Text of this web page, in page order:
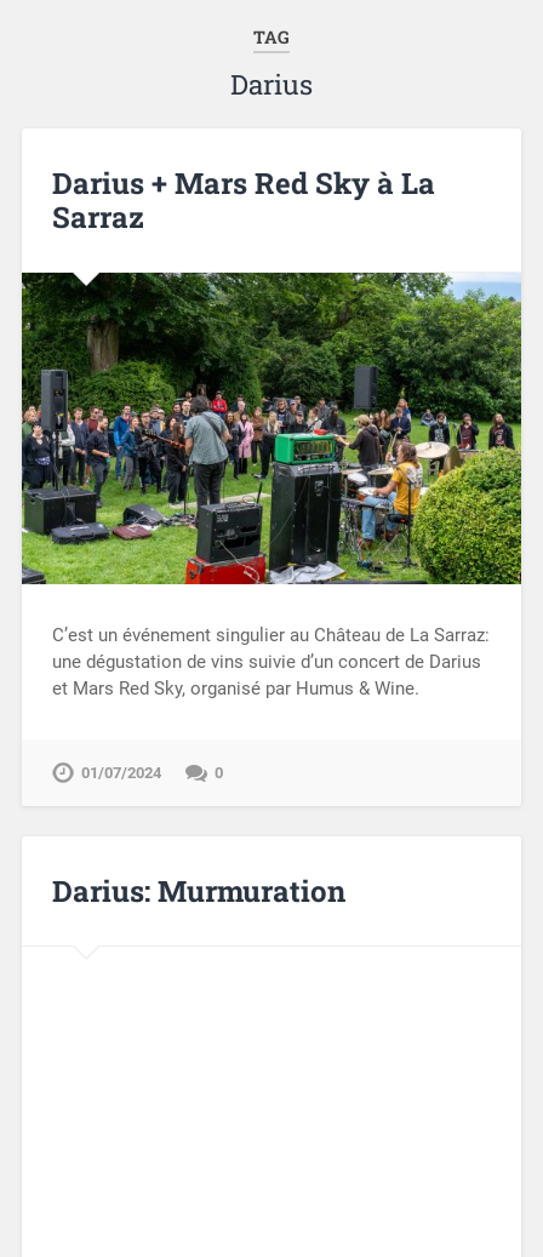
TAG
Darius
Darius + Mars Red Sky à La
Sarraz
C’est un événement singulier au Château de La Sarraz:
une dégustation de vins suivie d’un concert de Darius
et Mars Red Sky, organisé par Humus & Wine.
01/07/2024 0
Darius: Murmuration